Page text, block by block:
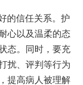
的信任关系。护
心以及温柔的态
态。同时，要充
扰、评判等行为
提高病人被理解